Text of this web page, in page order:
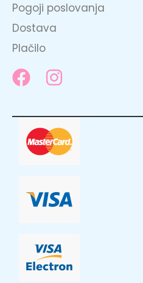
Pogoji poslovanja
Dostava
Plačilo